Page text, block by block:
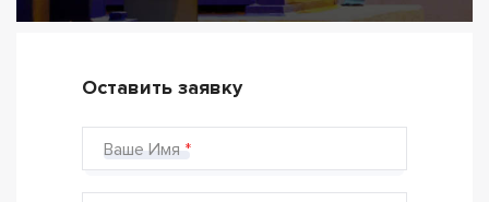
Оставить заявку
Ваше Имя